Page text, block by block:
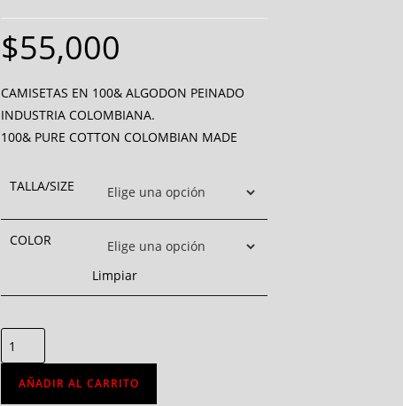
$55,000
CAMISETAS EN 100& ALGODON PEINADO
INDUSTRIA COLOMBIANA.
100& PURE COTTON COLOMBIAN MADE
TALLA/SIZE
COLOR
Limpiar
AÑADIR AL CARRITO